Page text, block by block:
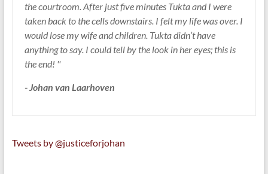
the courtroom. After just five minutes Tukta and I were
taken back to the cells downstairs. I felt my life was over. I
would lose my wife and children. Tukta didn’t have
anything to say. I could tell by the look in her eyes; this is
the end! ''
- Johan van Laarhoven
Tweets by @justiceforjohan